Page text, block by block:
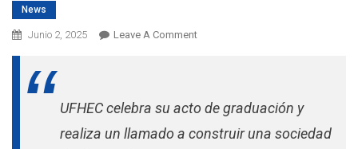
News
Junio 2, 2025 Leave A CommentOn
1,316,
UFHEC celebra su acto de graduación y
realiza un llamado a construir una sociedad